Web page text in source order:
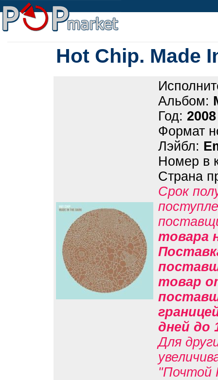
Hot Chip. Made
Альбом:
Год: 2008
Формат
Лэйбл:
Номер в
Страна
Срок
товара
товар
дней до
Для
"Почтой